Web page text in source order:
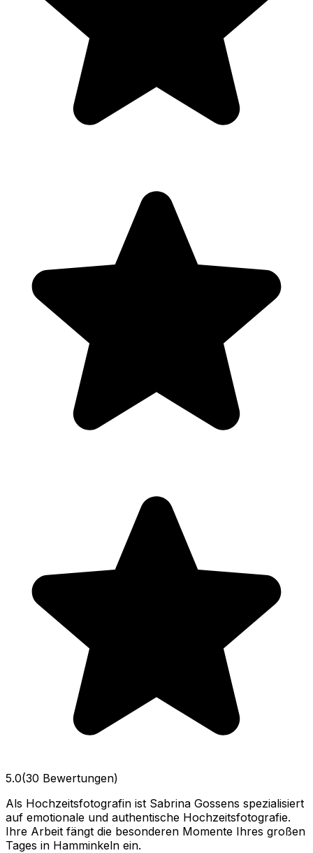
5.0(30 Bewertungen)
Als Hochzeitsfotografin ist Sabrina Gossens spezialisiert
auf emotionale und authentische Hochzeitsfotografie.
Ihre Arbeit fängt die besonderen Momente Ihres großen
Tages in Hamminkeln ein.